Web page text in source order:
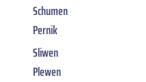
Schumen
Pernik
Sliwen
Plewen